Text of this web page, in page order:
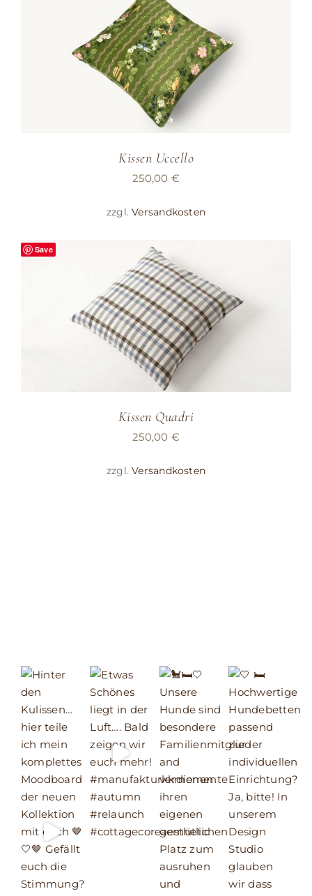
Kissen Uccello
250,00 €
zzgl.Versandkosten
Save
Kissen Quadri
250,00 €
zzgl.Versandkosten